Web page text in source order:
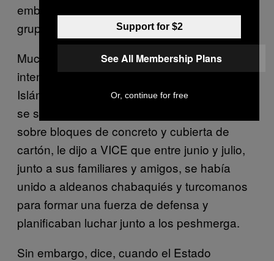
embargo, en general, las relaciones entre los
grupos parecen amigables.
Muchos de los residentes dicen que han
intentado proteger sus pueblos del Estado
Islámico. Un hombre kakai de 33 años, quien
se sentó en una cama metálica apoyada
sobre bloques de concreto y cubierta de
cartón, le dijo a VICE que entre junio y julio,
junto a sus familiares y amigos, se había
unido a aldeanos chabaquiés y turcomanos
para formar una fuerza de defensa y
planificaban luchar junto a los peshmerga.
Sin embargo, dice, cuando el Estado
Support for $2
See All Membership Plans
Or, continue for free